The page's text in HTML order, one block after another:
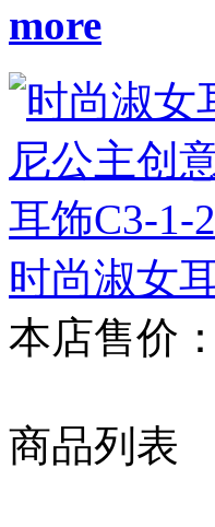
more
时尚淑女
本店售价
商品列表